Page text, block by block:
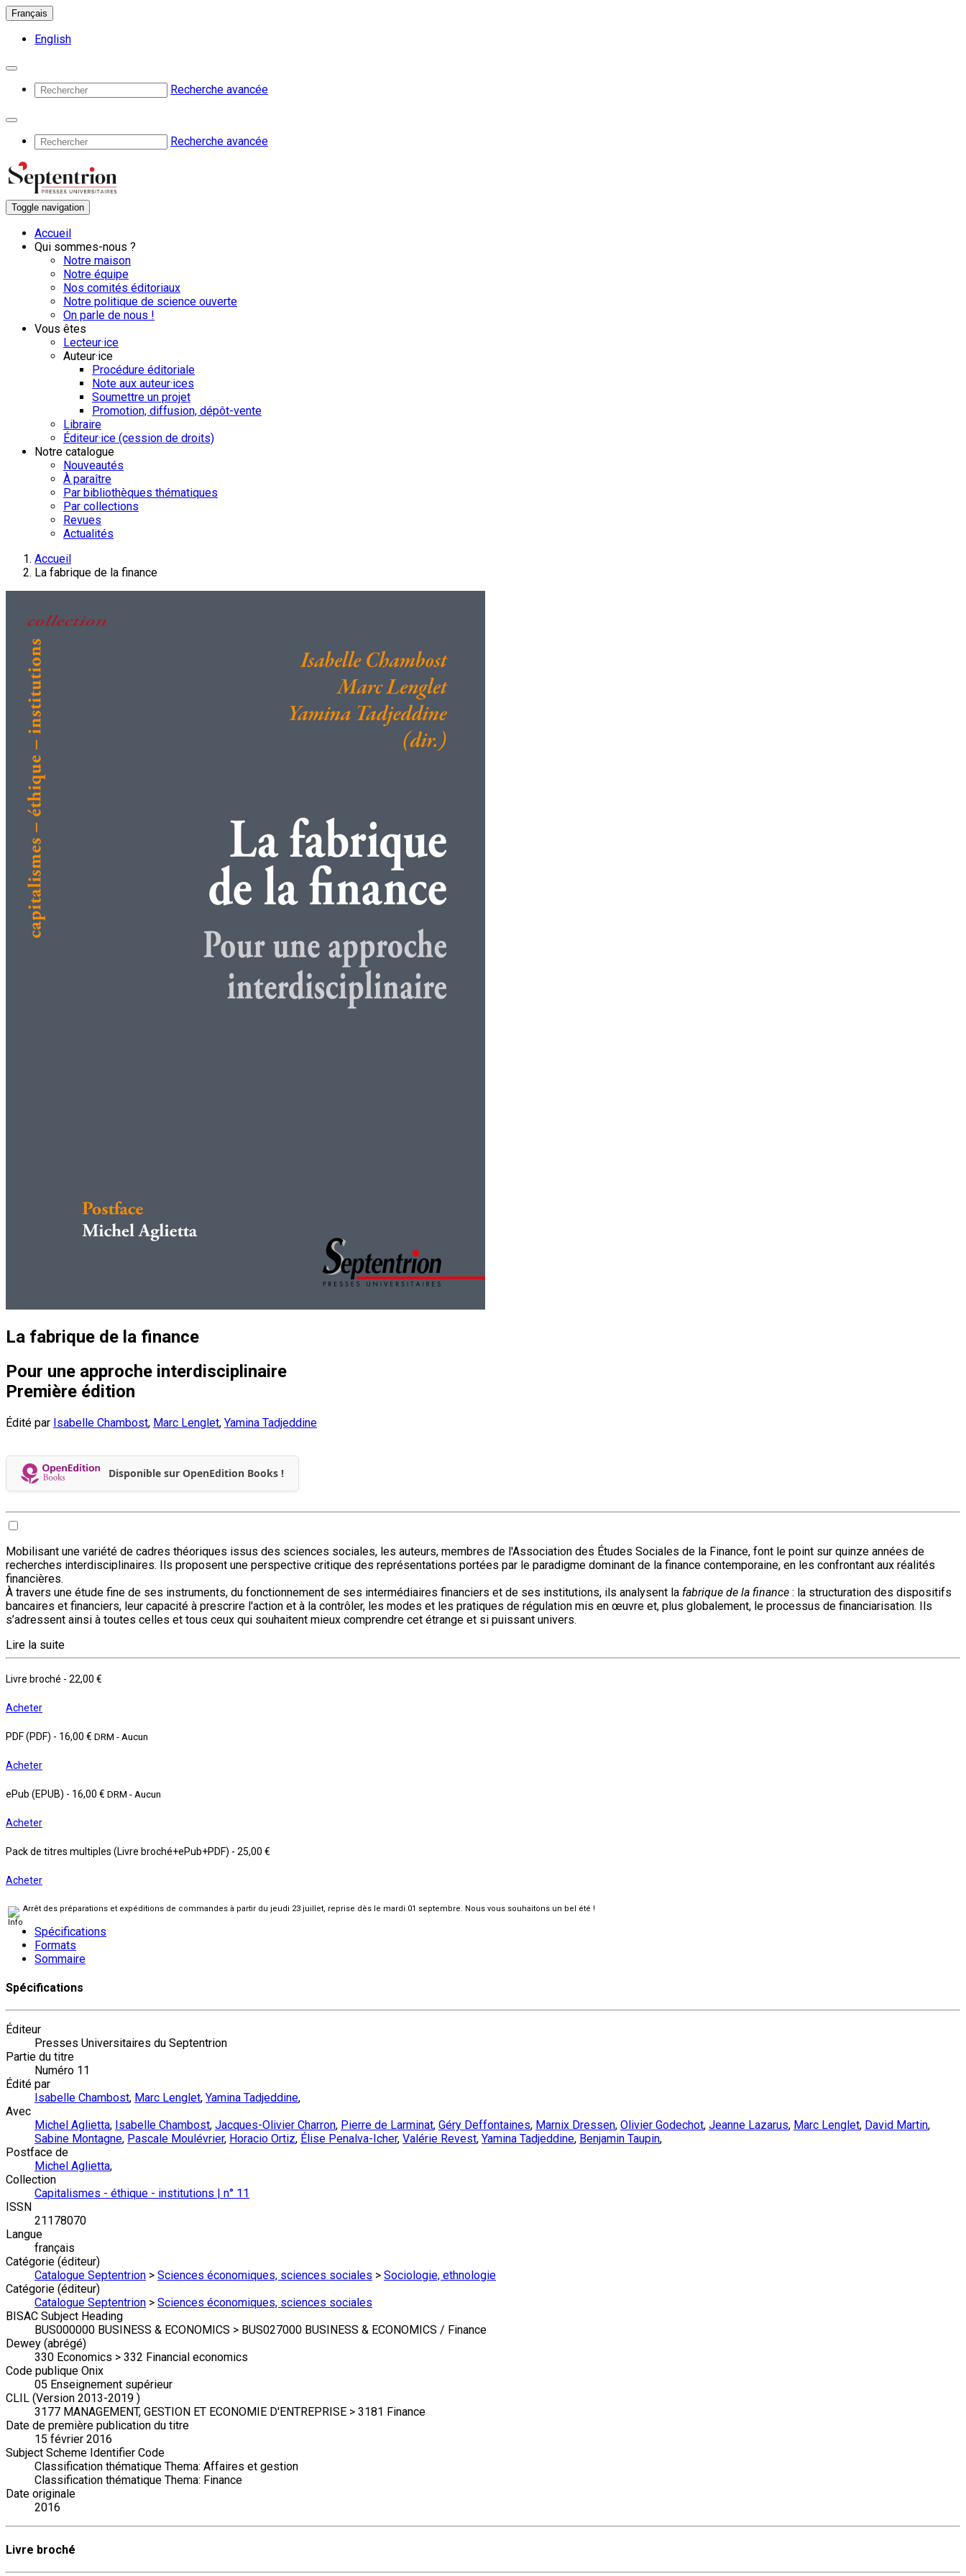
Français
English
Recherche avancée
Recherche avancée
Toggle navigation
Accueil
Qui sommes-nous ?
Notre maison
Notre équipe
Nos comités éditoriaux
Notre politique de science ouverte
On parle de nous !
Vous êtes
Lecteur·ice
Auteur·ice
Procédure éditoriale
Note aux auteur·ices
Soumettre un projet
Promotion, diffusion, dépôt-vente
Libraire
Éditeur·ice (cession de droits)
Notre catalogue
Nouveautés
À paraître
Par bibliothèques thématiques
Par collections
Revues
Actualités
Accueil
La fabrique de la finance
La fabrique de la finance
Pour une approche interdisciplinaire
Première édition
Édité par Isabelle Chambost, Marc Lenglet, Yamina Tadjeddine
Disponible sur OpenEdition Books !
Mobilisant une variété de cadres théoriques issus des sciences sociales, les auteurs, membres de l'Association des Études Sociales de la Finance, font le point sur quinze années de
recherches interdisciplinaires. Ils proposent une perspective critique des représentations portées par le paradigme dominant de la finance contemporaine, en les confrontant aux réalités
financières.
À travers une étude fine de ses instruments, du fonctionnement de ses intermédiaires financiers et de ses institutions, ils analysent la fabrique de la finance : la structuration des dispositifs
bancaires et financiers, leur capacité à prescrire l'action et à la contrôler, les modes et les pratiques de régulation mis en œuvre et, plus globalement, le processus de financiarisation. Ils
s’adressent ainsi à toutes celles et tous ceux qui souhaitent mieux comprendre cet étrange et si puissant univers.
Lire la suite
Livre broché - 22,00 €
Acheter
PDF (PDF) - 16,00 € DRM - Aucun
Acheter
ePub (EPUB) - 16,00 € DRM - Aucun
Acheter
Pack de titres multiples (Livre broché+ePub+PDF) - 25,00 €
Acheter
Arrêt des préparations et expéditions de commandes à partir du jeudi 23 juillet, reprise dès le mardi 01 septembre. Nous vous souhaitons un bel été !
Spécifications
Formats
Sommaire
Spécifications
Éditeur
Presses Universitaires du Septentrion
Partie du titre
Numéro 11
Édité par
Isabelle Chambost, Marc Lenglet, Yamina Tadjeddine,
Avec
Michel Aglietta, Isabelle Chambost, Jacques-Olivier Charron, Pierre de Larminat, Géry Deffontaines, Marnix Dressen, Olivier Godechot, Jeanne Lazarus, Marc Lenglet, David Martin,
Sabine Montagne, Pascale Moulévrier, Horacio Ortiz, Élise Penalva-Icher, Valérie Revest, Yamina Tadjeddine, Benjamin Taupin,
Postface de
Michel Aglietta,
Collection
Capitalismes - éthique - institutions | n° 11
ISSN
21178070
Langue
français
Catégorie (éditeur)
Catalogue Septentrion > Sciences économiques, sciences sociales > Sociologie, ethnologie
Catégorie (éditeur)
Catalogue Septentrion > Sciences économiques, sciences sociales
BISAC Subject Heading
BUS000000 BUSINESS & ECONOMICS > BUS027000 BUSINESS & ECONOMICS / Finance
Dewey (abrégé)
330 Economics > 332 Financial economics
Code publique Onix
05 Enseignement supérieur
CLIL (Version 2013-2019 )
3177 MANAGEMENT, GESTION ET ECONOMIE D'ENTREPRISE > 3181 Finance
Date de première publication du titre
15 février 2016
Subject Scheme Identifier Code
Classification thématique Thema: Affaires et gestion
Classification thématique Thema: Finance
Date originale
2016
Livre broché